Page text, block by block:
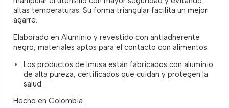
altas temperaturas. Su forma triangular facilita un mejor
agarre.
Elaborado en Aluminio y revestido con antiadherente
negro, materiales aptos para el contacto con alimentos.
Los productos de Imusa están fabricados con aluminio
de alta pureza, certificados que cuidan y protegen la
salud.
Hecho en Colombia.